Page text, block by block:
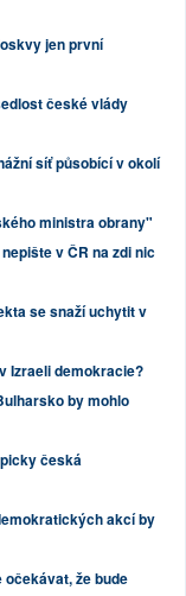
jen první
české vlády
síť působící v okolí
ministra obrany"
v ČR na zdi nic
se snaží uchytit v
Izraeli demokracie?
by mohlo
česká
akcí by
očekávat, že bude